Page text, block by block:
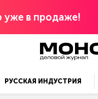
уже в продаже!
РУССКАЯ ИНДУСТРИЯ